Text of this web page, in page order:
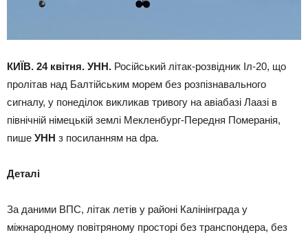
КИЇВ. 24 квітня. УНН. Російський літак-розвідник Іл-20, що
пролітав над Балтійським морем без розпізнавального
сигналу, у понеділок викликав тривогу на авіабазі Лаазі в
північній німецькій землі Мекленбург-Передня Померанія,
пише УНН з посиланням на dpa.
Деталі
За даними ВПС, літак летів у районі Калінінграда у
міжнародному повітряному просторі без транспондера, без